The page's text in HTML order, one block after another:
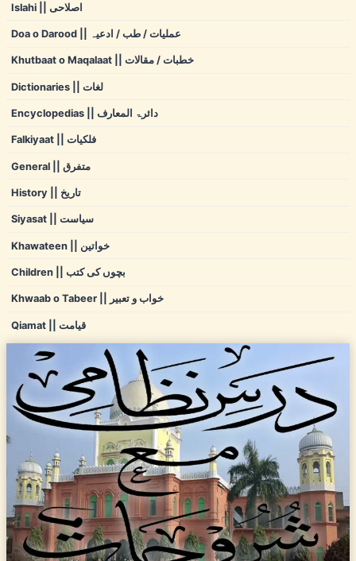
Islahi || اصلاحی
Doa o Darood || عملیات / طب / ادعیہ
Khutbaat o Maqalaat || خطبات / مقالات
Dictionaries || لغات
Encyclopedias || دائرۃ المعارف
Falkiyaat || فلکیات
General || متفرق
History || تاریخ
Siyasat || سیاست
Khawateen || خواتین
Children || بچوں کی کتب
Khwaab o Tabeer || خواب و تعبیر
Qiamat || قیامت